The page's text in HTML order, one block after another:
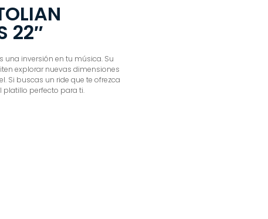
22″
una inversión en tu música. Su
explorar nuevas dimensiones
Si buscas un ride que te ofrezca
platillo perfecto para ti.